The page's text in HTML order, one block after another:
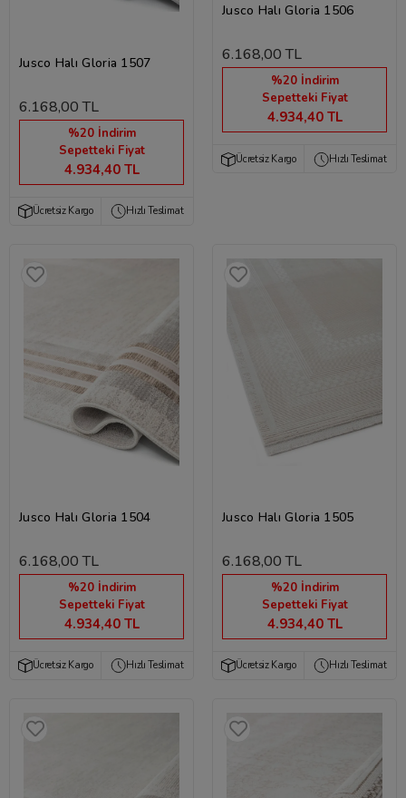
Jusco Halı Gloria 1507
6.168,00 TL
%20 İndirim
Sepetteki Fiyat
4.934,40 TL
Ücretsiz Kargo Hızlı Teslimat
Jusco Halı Gloria 1506
6.168,00 TL
%20 İndirim
Sepetteki Fiyat
4.934,40 TL
Ücretsiz Kargo Hızlı Teslimat
Jusco Halı Gloria 1504
6.168,00 TL
%20 İndirim
Sepetteki Fiyat
4.934,40 TL
Ücretsiz Kargo Hızlı Teslimat
Jusco Halı Gloria 1505
6.168,00 TL
%20 İndirim
Sepetteki Fiyat
4.934,40 TL
Ücretsiz Kargo Hızlı Teslimat